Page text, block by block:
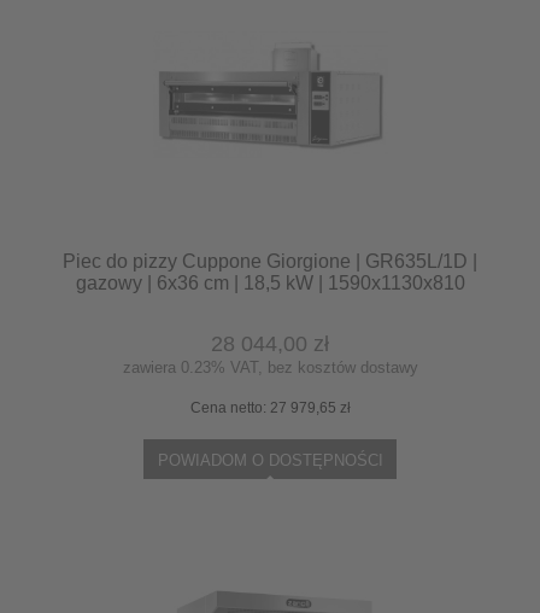
Piec do pizzy Cuppone Giorgione | GR635L/1D |
gazowy | 6x36 cm | 18,5 kW | 1590x1130x810
28 044,00 zł
zawiera 0.23% VAT, bez kosztów dostawy
Cena netto: 27 979,65 zł
POWIADOM O DOSTĘPNOŚCI